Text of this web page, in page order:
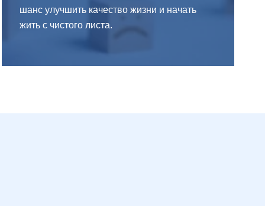
шанс улучшить качество жизни и начать
жить с чистого листа.